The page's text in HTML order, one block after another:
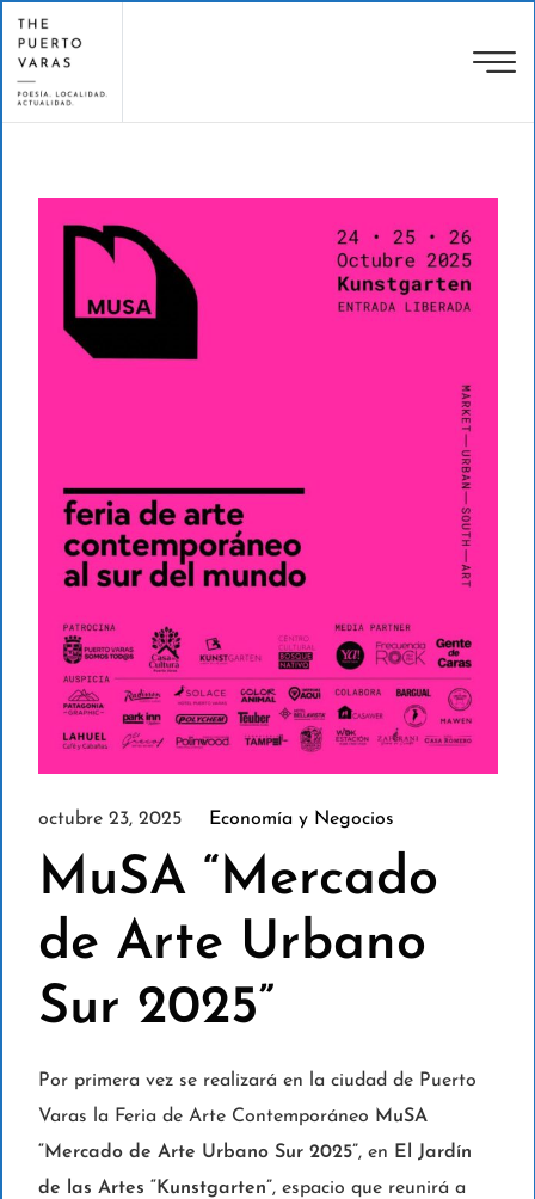
octubre 23, 2025 Economía y Negocios
MuSA “Mercado
de Arte Urbano
Sur 2025”
Por primera vez se realizará en la ciudad de Puerto
Varas la Feria de Arte Contemporáneo MuSA
“Mercado de Arte Urbano Sur 2025”, en El Jardín
de las Artes “Kunstgarten”, espacio que reunirá a